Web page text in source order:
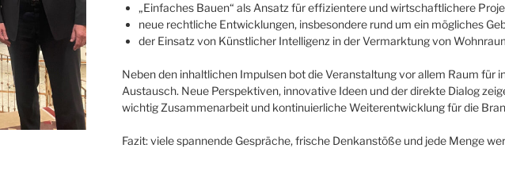
„Einfaches Bauen“ als Ansatz für effizientere und wirtschaftlichere
neue rechtliche Entwicklungen, insbesondere rund um ein mögliches
der Einsatz von Künstlicher Intelligenz in der Vermarktung von
Neben den inhaltlichen Impulsen bot die Veranstaltung vor allem Raum für
Austausch. Neue Perspektiven, innovative Ideen und der direkte Dialog
wichtig Zusammenarbeit und kontinuierliche Weiterentwicklung für die
Fazit: viele spannende Gespräche, frische Denkanstöße und jede Menge